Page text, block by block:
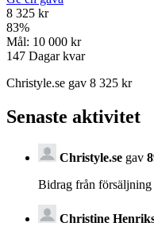
8 325 kr
83%
Mål: 10 000 kr
147 Dagar kvar
Christyle.se gav 8 325 kr
Senaste aktivitet
Christyle.se gav
Bidrag från försäljning
Christine